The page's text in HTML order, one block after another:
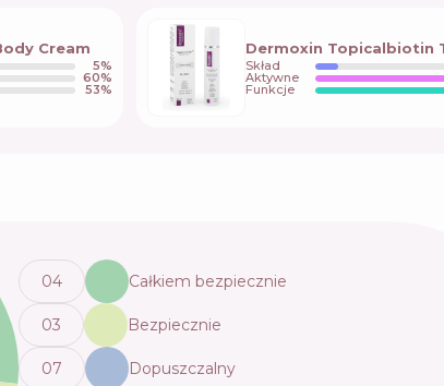
Cream
5%
60%
53%
Dermoxin Topicalbiotin
Skład
Aktywne
Funkcje
04 Całkiem bezpiecznie
03 Bezpiecznie
07 Dopuszczalny